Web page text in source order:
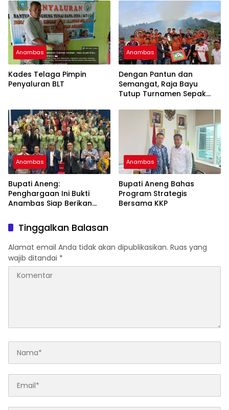
Anambas
Kades Telaga Pimpin
Penyaluran BLT
Anambas
Dengan Pantun dan
Semangat, Raja Bayu
Tutup Turnamen Sepak
Anambas
Bupati Aneng:
Penghargaan Ini Bukti
Anambas Siap Berikan
Anambas
Bupati Aneng Bahas
Program Strategis
Bersama KKP
Tinggalkan Balasan
Alamat email Anda tidak akan dipublikasikan. Ruas yang
wajib ditandai *